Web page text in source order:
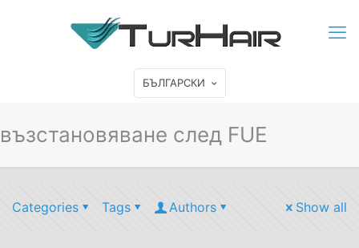
БЪЛГАРСКИ
възстановяване след FUE
Categories Tags Authors Show all